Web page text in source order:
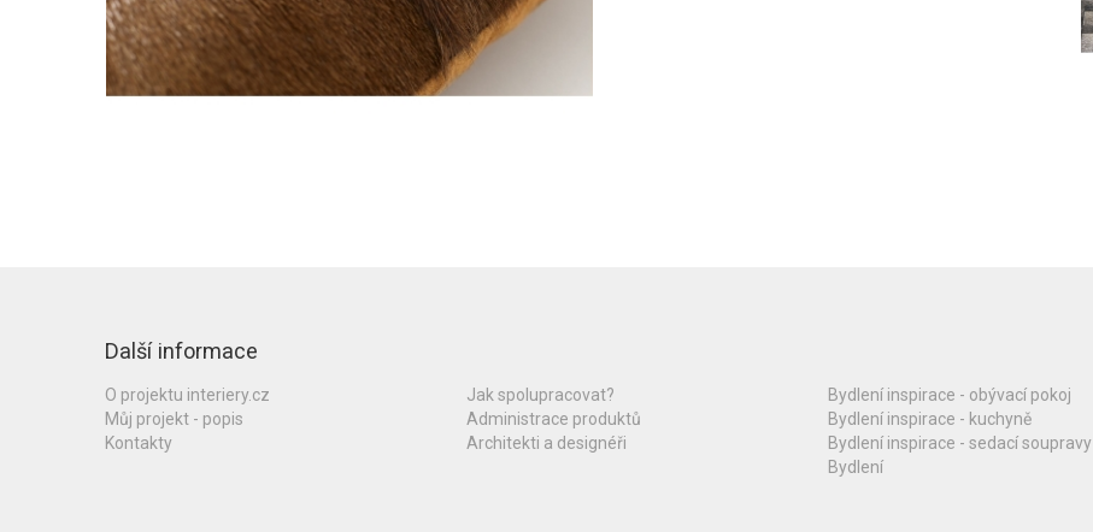
Další informace
O projektu interiery.cz
Můj projekt - popis
Kontakty
Jak spolupracovat?
Administrace produktů
Architekti a designéři
Bydlení inspirace - obývací pokoj
Bydlení inspirace - kuchyně
Bydlení inspirace - sedací soupravy
Bydlení